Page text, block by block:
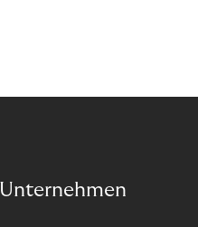
Unternehmen